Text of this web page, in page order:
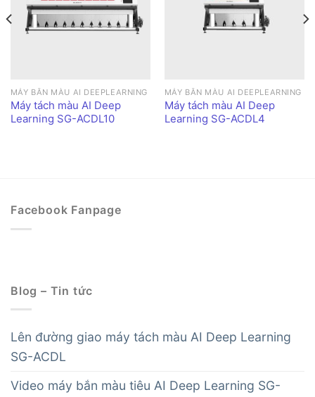
MÁY BẮN MÀU AI DEEPLEARNING
Máy tách màu AI Deep
Learning SG-ACDL10
MÁY BẮN MÀU AI DEEPLEARNING
Máy tách màu AI Deep
Learning SG-ACDL4
Facebook Fanpage
Blog – Tin tức
Lên đường giao máy tách màu AI Deep Learning
SG-ACDL
Video máy bắn màu tiêu AI Deep Learning SG-